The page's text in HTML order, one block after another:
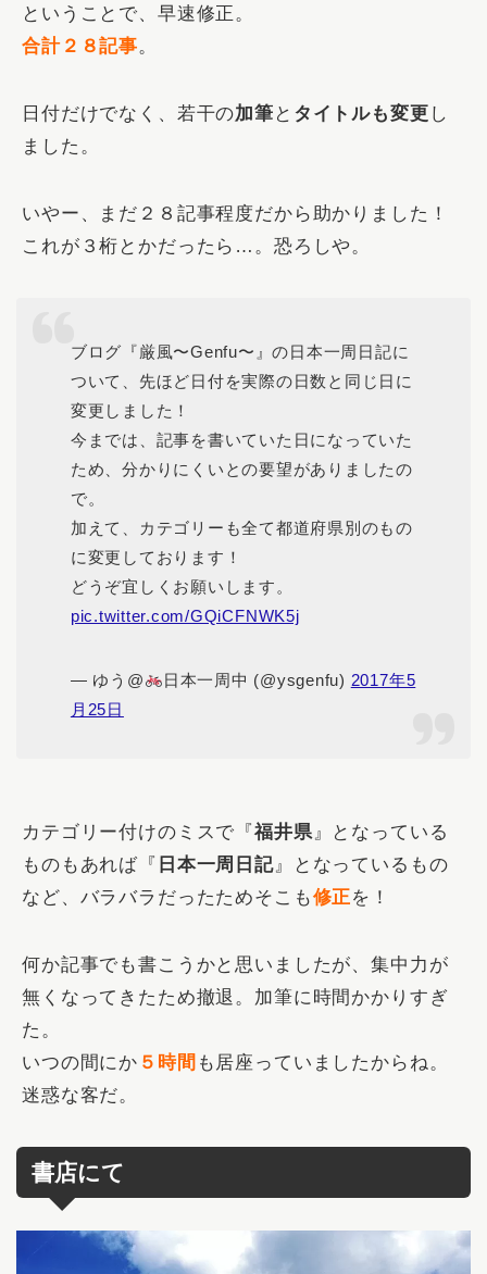
ということで、早速修正。
合計２８記事。
日付だけでなく、若干の加筆 と タイトルも変更 し
ました。
いやー、まだ２８記事程度だから助かりました！
これが３桁とかだったら…。恐ろしや。
ブログ『厳風〜Genfu〜』の日本一周日記に
ついて、先ほど日付を実際の日数と同じ日に
変更しました！
今までは、記事を書いていた日になっていた
ため、分かりにくいとの要望がありましたの
で。
加えて、カテゴリーも全て都道府県別のもの
に変更しております！
どうぞ宜しくお願いします。
pic.twitter.com/GQiCFNWK5j
— ゆう@ 日本一周中 (@ysgenfu) 2017年5
月25日
カテゴリー付けのミスで『福井県』となっている
ものもあれば『 日本一周日記』となっているもの
など、バラバラだったためそこも修正を！
何か記事でも書こうかと思いましたが、集中力が
無くなってきたため撤退。加筆に時間かかりすぎ
た。
いつの間にか ５時間 も居座っていましたからね。
迷惑な客だ。
書店にて